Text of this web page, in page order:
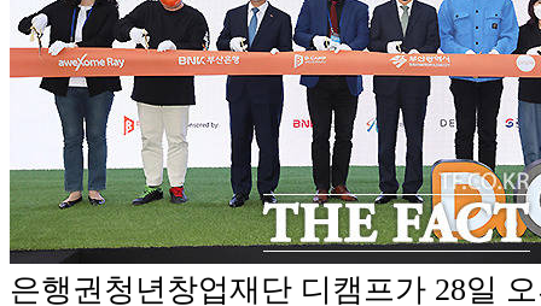
은행권청년창업재단 디캠프가 28일